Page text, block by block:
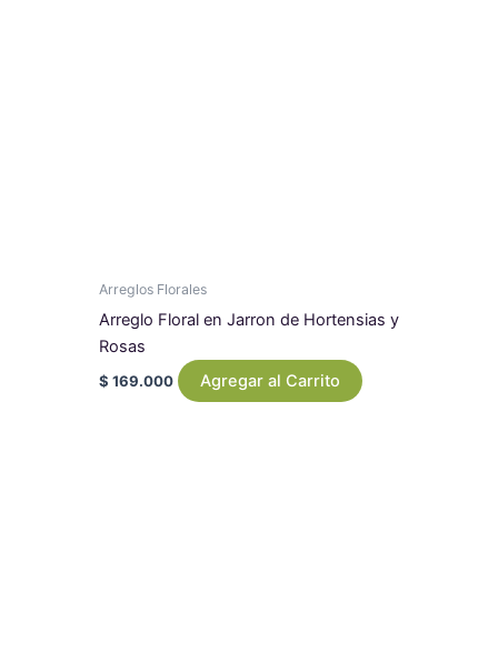
Arreglos Florales
Arreglo Floral en Jarron de Hortensias y
Rosas
$ 169.000 Agregar al Carrito